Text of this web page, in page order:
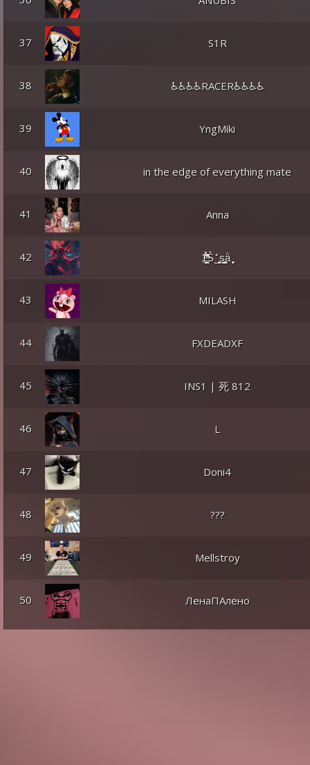
37 S1R
38 ♿♿♿♿RACER♿♿♿♿
39 YngMiki
40 in the edge of everything mate
41 Anna
42 1͖̣̱͔̪̞͇͑ͫͫ͂̂̉̉S͛ ̺̍̽ ͉̥̜͍͙s̭͎͇͓̙͇͍ä́ ̟̻̙
43 MILASH
44 FXDEADXF
45 INS1 | 死 812
46 L
47 Doni4
48 ???
49 Mellstroy
50 ЛенаПАлено